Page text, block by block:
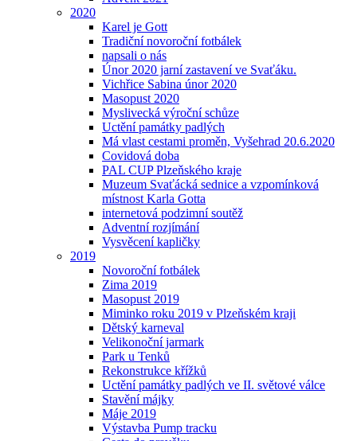
2020
Karel je Gott
Tradiční novoroční fotbálek
napsali o nás
Únor 2020 jarní zastavení ve Svaťáku.
Vichřice Sabina únor 2020
Masopust 2020
Myslivecká výroční schůze
Uctění památky padlých
Má vlast cestami proměn, Vyšehrad 20.6.2020
Covidová doba
PAL CUP Plzeňského kraje
Muzeum Svaťácká sednice a vzpomínková
místnost Karla Gotta
internetová podzimní soutěž
Adventní rozjímání
Vysvěcení kapličky
2019
Novoroční fotbálek
Zima 2019
Masopust 2019
Miminko roku 2019 v Plzeňském kraji
Dětský karneval
Velikonoční jarmark
Park u Tenků
Rekonstrukce křížků
Uctění památky padlých ve II. světové válce
Stavění májky
Máje 2019
Výstavba Pump tracku